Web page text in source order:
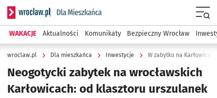
Serwis informacyjny wroclaw.pl podserwis: Dla mieszkańca
WAKACJE Aktualności Komunikaty Bezpieczny Wrocław
wroclaw.pl Dla mieszkańca Inwestycje W zabytku na
Neogotycki zabytek na wrocławskich
Karłowicach: od klasztoru urszulanek